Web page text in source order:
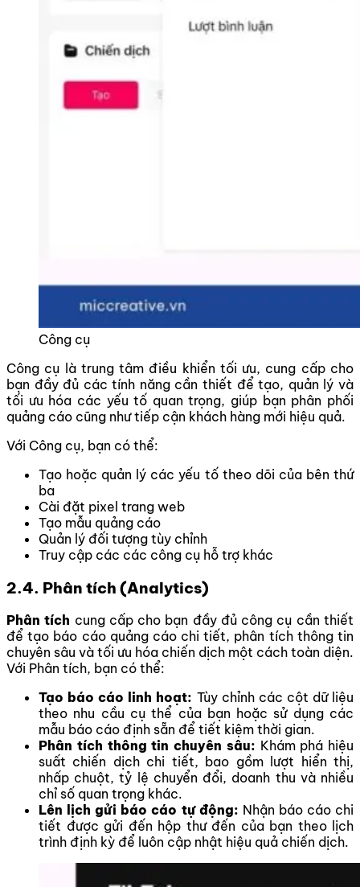
Công cụ
Công cụ là trung tâm điều khiển tối ưu, cung cấp cho
bạn đầy đủ các tính năng cần thiết để tạo, quản lý và
tối ưu hóa các yếu tố quan trọng, giúp bạn phân phối
quảng cáo cũng như tiếp cận khách hàng mới hiệu quả.
Với Công cụ, bạn có thể:
Tạo hoặc quản lý các yếu tố theo dõi của bên thứ
ba
Cài đặt pixel trang web
Tạo mẫu quảng cáo
Quản lý đối tượng tùy chỉnh
Truy cập các các công cụ hỗ trợ khác
2.4. Phân tích (Analytics)
Phân tích cung cấp cho bạn đầy đủ công cụ cần thiết
để tạo báo cáo quảng cáo chi tiết, phân tích thông tin
chuyên sâu và tối ưu hóa chiến dịch một cách toàn diện.
Với Phân tích, bạn có thể:
Tạo báo cáo linh hoạt: Tùy chỉnh các cột dữ liệu
theo nhu cầu cụ thể của bạn hoặc sử dụng các
mẫu báo cáo định sẵn để tiết kiệm thời gian.
Phân tích thông tin chuyên sâu: Khám phá hiệu
suất chiến dịch chi tiết, bao gồm lượt hiển thị,
nhấp chuột, tỷ lệ chuyển đổi, doanh thu và nhiều
chỉ số quan trọng khác.
Lên lịch gửi báo cáo tự động: Nhận báo cáo chi
tiết được gửi đến hộp thư đến của bạn theo lịch
trình định kỳ để luôn cập nhật hiệu quả chiến dịch.